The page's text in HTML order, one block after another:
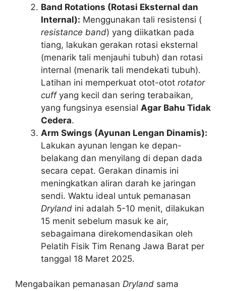
Band Rotations (Rotasi Eksternal dan
Internal): Menggunakan tali resistensi (
resistance band) yang diikatkan pada
tiang, lakukan gerakan rotasi eksternal
(menarik tali menjauhi tubuh) dan rotasi
internal (menarik tali mendekati tubuh).
Latihan ini memperkuat otot-otot rotator
cuffyang kecil dan sering terabaikan,
yang fungsinya esensial Agar Bahu Tidak
Cedera.
Arm Swings (Ayunan Lengan Dinamis):
Lakukan ayunan lengan ke depan-
belakang dan menyilang di depan dada
secara cepat. Gerakan dinamis ini
meningkatkan aliran darah ke jaringan
sendi. Waktu ideal untuk pemanasan
Dryland ini adalah 5-10 menit, dilakukan
15 menit sebelum masuk ke air,
sebagaimana direkomendasikan oleh
Pelatih Fisik Tim Renang Jawa Barat per
tanggal 18 Maret 2025.
Mengabaikan pemanasan Dryland sama